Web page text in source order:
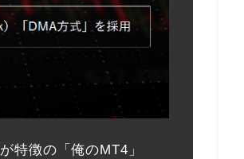
特徴の「俺のMT4」